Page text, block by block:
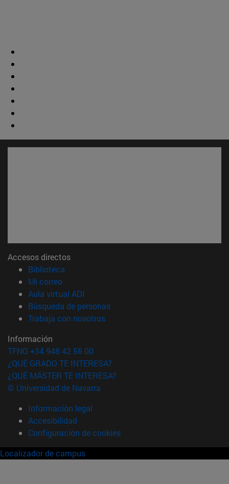
Accesos directos
Biblioteca
Mi correo(abre en nueva ventana)
Aula virtual ADI
Búsqueda de personas(abre en nueva ventana)
Trabaja con nosotros(abre en nueva ventana)
Información
TFNO +34 948 42 56 00
¿QUÉ GRADO TE INTERESA?
¿QUÉ MÁSTER TE INTERESA?
© Universidad de Navarra
Información legal
Accesibilidad
Configuración de cookies
Localizador de campus